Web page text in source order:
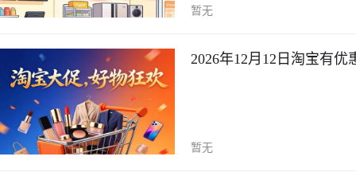
暂无
2026年12月12日淘宝有
暂无